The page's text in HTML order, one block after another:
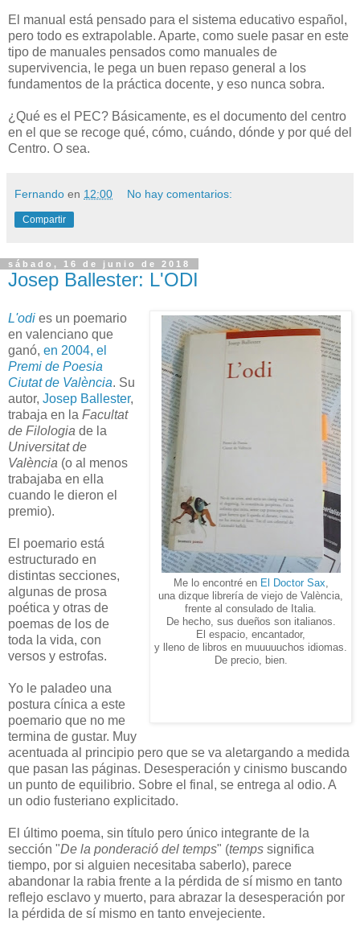
El manual está pensado para el sistema educativo español,
pero todo es extrapolable. Aparte, como suele pasar en este
tipo de manuales pensados como manuales de
supervivencia, le pega un buen repaso general a los
fundamentos de la práctica docente, y eso nunca sobra.
¿Qué es el PEC? Básicamente, es el documento del centro
en el que se recoge qué, cómo, cuándo, dónde y por qué del
Centro. O sea.
Fernando en 12:00 No hay comentarios:
Compartir
sábado, 16 de junio de 2018
Josep Ballester: L'ODI
Me lo encontré en El Doctor Sax,
una dizque librería de viejo de València,
frente al consulado de Italia.
De hecho, sus dueños son italianos.
El espacio, encantador,
y lleno de libros en muuuuuchos idiomas.
De precio, bien.
L'odi es un poemario
en valenciano que
ganó, en 2004, el
Premi de Poesia
Ciutat de València. Su
autor, Josep Ballester,
trabaja en la Facultat
de Filologia de la
Universitat de
València (o al menos
trabajaba en ella
cuando le dieron el
premio).
El poemario está
estructurado en
distintas secciones,
algunas de prosa
poética y otras de
poemas de los de
toda la vida, con
versos y estrofas.
Yo le paladeo una
postura cínica a este
poemario que no me
termina de gustar. Muy
acentuada al principio pero que se va aletargando a medida
que pasan las páginas. Desesperación y cinismo buscando
un punto de equilibrio. Sobre el final, se entrega al odio. A
un odio fusteriano explicitado.
El último poema, sin título pero único integrante de la
sección "De la ponderació del temps" (temps significa
tiempo, por si alguien necesitaba saberlo), parece
abandonar la rabia frente a la pérdida de sí mismo en tanto
reflejo esclavo y muerto, para abrazar la desesperación por
la pérdida de sí mismo en tanto envejeciente.